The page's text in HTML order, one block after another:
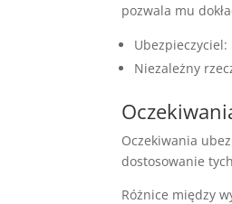
pozwala mu
Niezależny
Oczekiwania
dostosowanie
Różnice między